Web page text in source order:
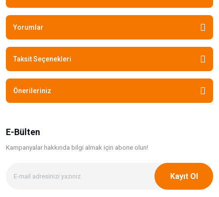
Yorumlar
Taksit Seçenekleri
Önerileriniz
E-Bülten
Kampanyalar hakkında bilgi almak için abone olun!
Kayıt Ol